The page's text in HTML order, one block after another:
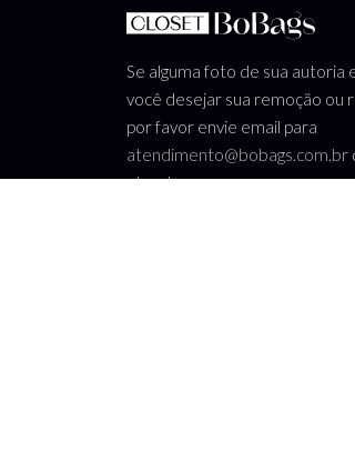
Se alguma foto de sua autoria
você desejar sua remoção ou
por favor envie email para
atendimento@bobags.com.br
atenderemos.